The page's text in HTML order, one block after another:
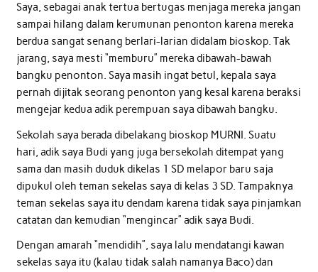
Saya, sebagai anak tertua bertugas menjaga mereka jangan
sampai hilang dalam kerumunan penonton karena mereka
berdua sangat senang berlari-larian didalam bioskop. Tak
jarang, saya mesti “memburu” mereka dibawah-bawah
bangku penonton. Saya masih ingat betul, kepala saya
pernah dijitak seorang penonton yang kesal karena beraksi
mengejar kedua adik perempuan saya dibawah bangku.
Sekolah saya berada dibelakang bioskop MURNI. Suatu
hari, adik saya Budi yang juga bersekolah ditempat yang
sama dan masih duduk dikelas 1 SD melapor baru saja
dipukul oleh teman sekelas saya di kelas 3 SD. Tampaknya
teman sekelas saya itu dendam karena tidak saya pinjamkan
catatan dan kemudian “mengincar” adik saya Budi.
Dengan amarah “mendidih”, saya lalu mendatangi kawan
sekelas saya itu (kalau tidak salah namanya Baco) dan